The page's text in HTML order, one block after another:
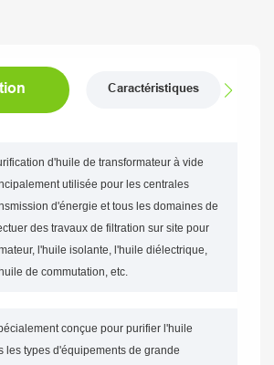
Caractéristiques
d'huile de transformateur à vide
utilisée pour les centrales
d'énergie et tous les domaines de
des travaux de filtration sur site pour
l'huile isolante, l'huile diélectrique,
de commutation, etc.
conçue pour purifier l'huile
les types d'équipements de grande